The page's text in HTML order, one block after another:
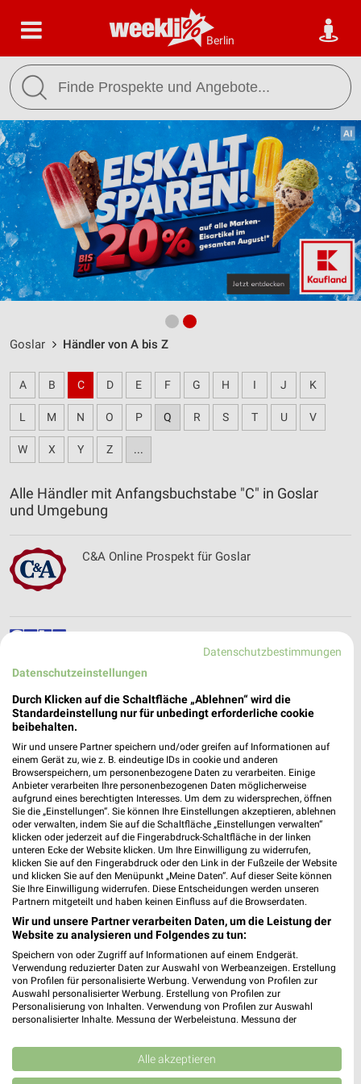
Berlin
Goslar Händler von A bis Z
A B C D E F G H I J K
L M N O P Q R S T U V
W X Y Z ...
Alle Händler mit Anfangsbuchstabe "C" in Goslar
und Umgebung
C&A Online Prospekt für Goslar
cyberport Angebote im aktuellen Prospekt
Noch mehr Angebote in
der weekli App!
Jetzt kostenlos laden
Datenschutzbestimmungen
Datenschutzeinstellungen
Durch Klicken auf die Schaltfläche „Ablehnen“ wird die
Standardeinstellung nur für unbedingt erforderliche cookie
beibehalten.
Wir und unsere Partner speichern und/oder greifen auf Informationen auf
einem Gerät zu, wie z. B. eindeutige IDs in cookie und anderen
Browserspeichern, um personenbezogene Daten zu verarbeiten. Einige
Anbieter verarbeiten Ihre personenbezogenen Daten möglicherweise
aufgrund eines berechtigten Interesses. Um dem zu widersprechen, öffnen
Sie die „Einstellungen“. Sie können Ihre Einstellungen akzeptieren, ablehnen
oder verwalten, indem Sie auf die Schaltfläche „Einstellungen verwalten“
klicken oder jederzeit auf die Fingerabdruck-Schaltfläche in der linken
unteren Ecke der Website klicken. Um Ihre Einwilligung zu widerrufen,
klicken Sie auf den Fingerabdruck oder den Link in der Fußzeile der Website
und klicken Sie auf den Menüpunkt „Meine Daten“. Auf dieser Seite können
Sie Ihre Einwilligung widerrufen. Diese Entscheidungen werden unseren
Partnern mitgeteilt und haben keinen Einfluss auf die Browserdaten.
Wir und unsere Partner verarbeiten Daten, um die Leistung der
Website zu analysieren und Folgendes zu tun:
Speichern von oder Zugriff auf Informationen auf einem Endgerät.
Verwendung reduzierter Daten zur Auswahl von Werbeanzeigen. Erstellung
von Profilen für personalisierte Werbung. Verwendung von Profilen zur
Auswahl personalisierter Werbung. Erstellung von Profilen zur
Personalisierung von Inhalten. Verwendung von Profilen zur Auswahl
personalisierter Inhalte. Messung der Werbeleistung. Messung der
Kombinationen von Daten aus verschiedenen Quellen. Entwicklung und
Verbesserung der Angebote. Verwendung reduzierter Daten zur Auswahl
von Inhalten.
Alle akzeptieren